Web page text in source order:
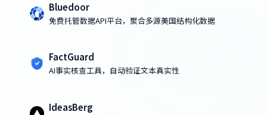
Bluedoor
免费托管数据API平台，聚合多源美国结构化数据
FactGuard
AI事实核查工具，自动验证文本真实性
IdeasBerg